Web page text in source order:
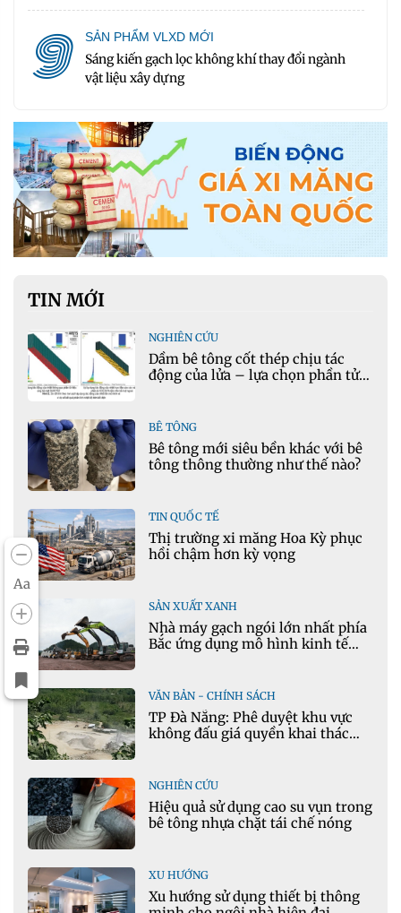
Aa
9 SẢN PHẨM VLXD MỚI
Sáng kiến gạch lọc không khí thay đổi ngành
vật liệu xây dựng
TIN MỚI
NGHIÊN CỨU
Dầm bê tông cốt thép chịu tác
động của lửa – lựa chọn phần tử
BÊ TÔNG
Bê tông mới siêu bền khác với bê
tông thông thường như thế nào?
TIN QUỐC TẾ
Thị trường xi măng Hoa Kỳ phục
hồi chậm hơn kỳ vọng
SẢN XUẤT XANH
Nhà máy gạch ngói lớn nhất phía
Bắc ứng dụng mô hình kinh tế
VĂN BẢN - CHÍNH SÁCH
TP Đà Nẵng: Phê duyệt khu vực
không đấu giá quyền khai thác
NGHIÊN CỨU
Hiệu quả sử dụng cao su vụn trong
bê tông nhựa chặt tái chế nóng
XU HƯỚNG
Xu hướng sử dụng thiết bị thông